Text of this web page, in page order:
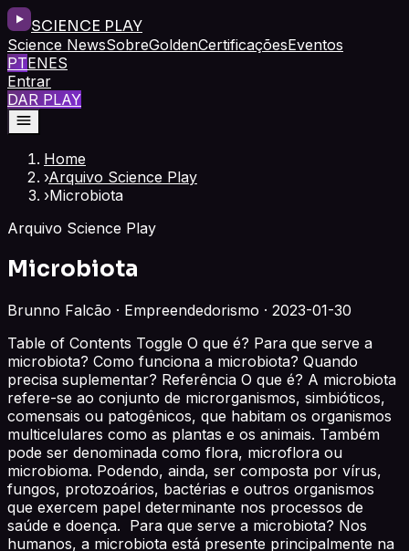
SCIENCE PLAY
Science NewsSobreGoldenCertificaçõesEventos
PTENES
Entrar
DAR PLAY
Home
›Arquivo Science Play
›Microbiota
Arquivo Science Play
Microbiota
Brunno Falcão · Empreendedorismo · 2023-01-30
Table of Contents Toggle O que é? Para que serve a
microbiota? Como funciona a microbiota? Quando
precisa suplementar? Referência O que é? A microbiota
refere-se ao conjunto de microrganismos, simbióticos,
comensais ou patogênicos, que habitam os organismos
multicelulares como as plantas e os animais. Também
pode ser denominada como flora, microflora ou
microbioma. Podendo, ainda, ser composta por vírus,
fungos, protozoários, bactérias e outros organismos
que exercem papel determinante nos processos de
saúde e doença. Para que serve a microbiota? Nos
humanos, a microbiota está presente principalmente na